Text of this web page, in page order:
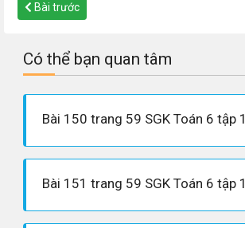
Bài trước
Có thể bạn quan tâm
Bài 150 trang 59 SGK Toán 6 tập 1
Bài 151 trang 59 SGK Toán 6 tập 1